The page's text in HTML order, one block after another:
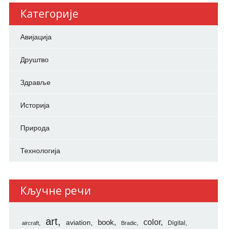
Категорије
Авијација
Друштво
Здравље
Историја
Природа
Технологија
Кључне речи
aircraft art aviation book Bradic color Digital